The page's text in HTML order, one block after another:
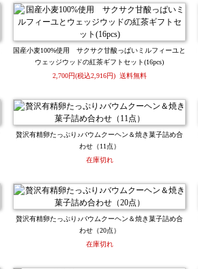
国産小麦100%使用 サクサク甘酸っぱいミルフィーユと
ウェッジウッドの紅茶ギフトセット(16pcs)
2,700円(税込2,916円) 送料無料
贅沢有精卵たっぷり♪バウムクーヘン＆焼き菓子詰め合
わせ（11点）
在庫切れ
贅沢有精卵たっぷり♪バウムクーヘン＆焼き菓子詰め合
わせ（20点）
在庫切れ